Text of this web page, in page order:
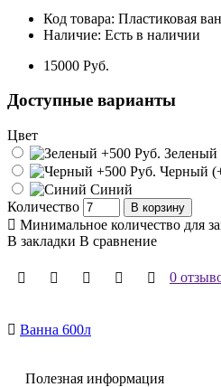
Код товара: Пластиковая
Наличие: Есть в наличии
15000 Pуб.
Доступные варианты
Цвет
Зеленый
Черный
Синий
Количество
В корзину
Минимальное количество для
В закладки В сравнение
0
Ванна 600л
Полезная информация